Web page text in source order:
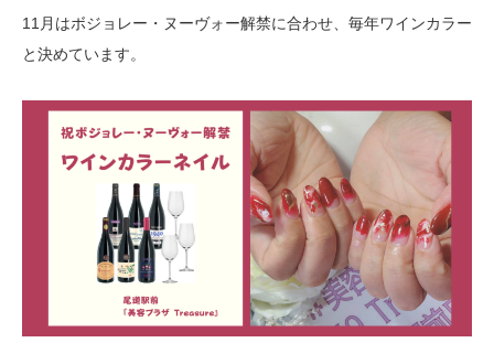
11月はボジョレー・ヌーヴォー解禁に合わせ、毎年ワインカラー
と決めています。